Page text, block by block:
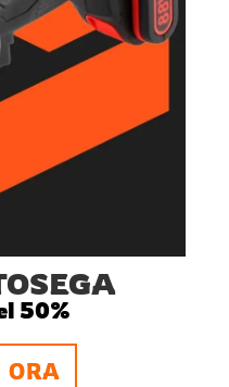
50%
ORA